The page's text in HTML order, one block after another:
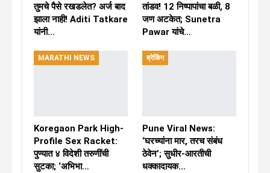
तुमचे पैसे रखडलेत? अर्ज बाद
झाला नाही! Aditi Tatkare
यांनी…
तांडव! 12 निष्पापांचा बळी, 8
जण अटकेत; Sunetra
Pawar यांचे…
MARATHI NEWS
Koregaon Park High-
Profile Sex Racket:
पुण्यात ४ विदेशी तरुणींची
सुटका; ‘अभिभा…
ब्रेकिंग
Pune Viral News:
‘घरच्यांना मार, तरच संबंध
ठेवेन’; सुधीर-आरतीची
धक्कादायक…